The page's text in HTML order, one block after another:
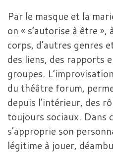
Par le masque et la
on « s’autorise à être »,
corps, d’autres genres
des liens, des rapports
groupes.
du théâtre forum,
depuis l’intérieur, des
toujours sociaux. Dans
s’approprie son
légitime à jouer,